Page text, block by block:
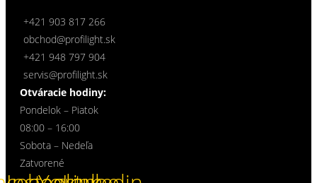
+421 903 817 266
obchod@profilight.sk
+421 948 797 904
servis@profilight.sk
Otváracie hodiny:
Pondelok – Piatok
08:00 – 16:00
Sobota – Nedeľa
Zatvorené